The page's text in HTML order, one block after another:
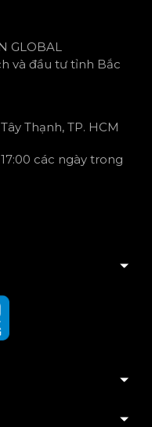
GLOBAL
và đầu tư tỉnh Bắc
Thạnh, TP. HCM
các ngày trong